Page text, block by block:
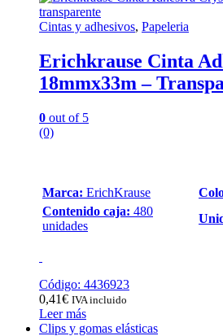
Cintas y adhesivos, Papeleria
Erichkrause Cinta
18mmx33m –
0 out of 5
(0)
Marca: ErichKrause
Contenido caja: 480
unidades
Código: 4436923
0,41€ IVA incluido
Leer más
Clips y gomas elásticas